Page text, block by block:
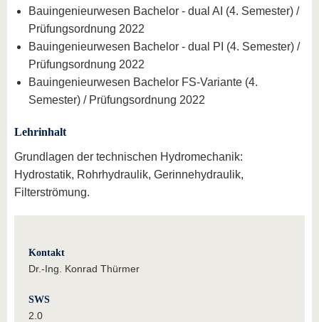
Bauingenieurwesen Bachelor - dual AI (4. Semester) /
Prüfungsordnung 2022
Bauingenieurwesen Bachelor - dual PI (4. Semester) /
Prüfungsordnung 2022
Bauingenieurwesen Bachelor FS-Variante (4.
Semester) / Prüfungsordnung 2022
Lehrinhalt
Grundlagen der technischen Hydromechanik:
Hydrostatik, Rohrhydraulik, Gerinnehydraulik,
Filterströmung.
Kontakt
Dr.-Ing. Konrad Thürmer
SWS
2.0